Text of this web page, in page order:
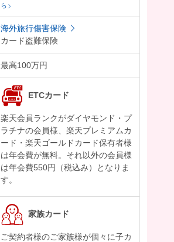
ら
海外旅行傷害保険
カード盗難保険
最高100万円
ETCカード
楽天会員ランクがダイヤモンド・プ
ラチナの会員様、楽天プレミアムカ
ード・楽天ゴールドカード保有者様
は年会費が無料。それ以外の会員様
は年会費550円（税込み）となりま
す。
家族カード
ご契約者様のご家族様が個々に子カ